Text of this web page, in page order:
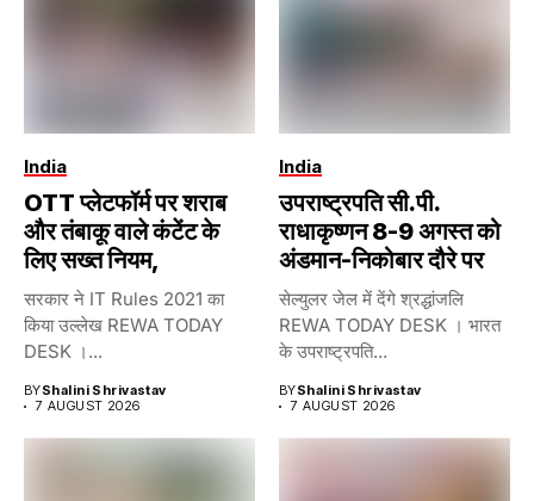
India
OTT प्लेटफॉर्म पर शराब
और तंबाकू वाले कंटेंट के
लिए सख्त नियम,
सरकार ने IT Rules 2021 का
किया उल्लेख REWA TODAY
DESK ।...
BYShalini Shrivastav
7 AUGUST 2026
India
उपराष्ट्रपति सी.पी.
राधाकृष्णन 8-9 अगस्त को
अंडमान-निकोबार दौरे पर
सेल्युलर जेल में देंगे श्रद्धांजलि
REWA TODAY DESK । भारत
के उपराष्ट्रपति...
BYShalini Shrivastav
7 AUGUST 2026